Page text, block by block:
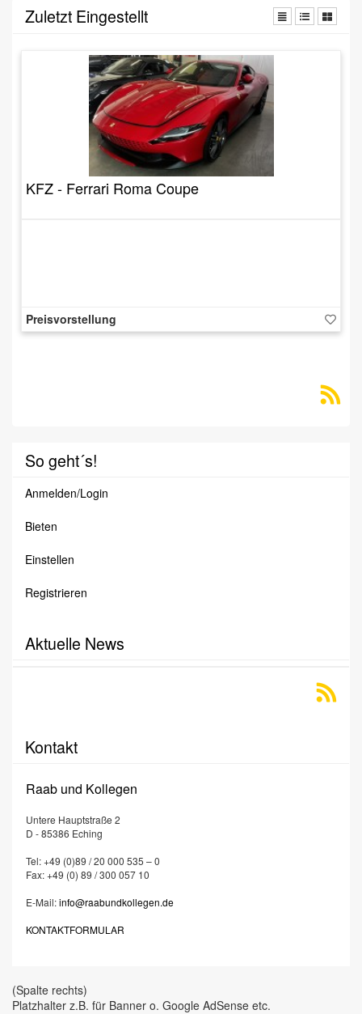
Zuletzt Eingestellt
KFZ - Ferrari Roma Coupe
Preisvorstellung
So geht´s!
Anmelden/Login
Bieten
Einstellen
Registrieren
Aktuelle News
Kontakt
Raab und Kollegen
Untere Hauptstraße 2
D - 85386 Eching
Tel: +49 (0)89 / 20 000 535 – 0
Fax: +49 (0) 89 / 300 057 10
E-Mail:info@raabundkollegen.de
KONTAKTFORMULAR
(Spalte rechts)
Platzhalter z.B. für Banner o. Google AdSense etc.